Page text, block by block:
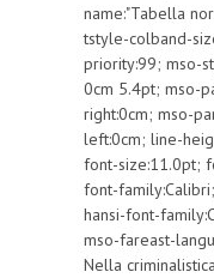
ECONOMIA
CORPORATE
ECONOMIA
HUMAN RESOURCES
RISORSE UMANE
name:"Tabella
tstyle-colband-
priority:99; mso-
0cm 5.4pt; mso-
right:0cm; mso-
left:0cm; line-
font-size:11.0pt;
font-
hansi-font-
mso-fareast-
Nella